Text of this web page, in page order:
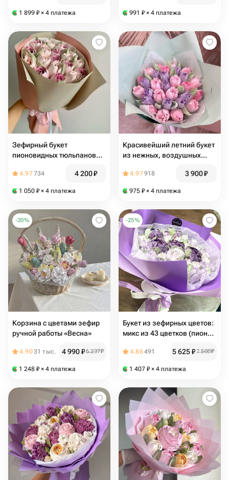
1 899 ₽ × 4 платежа 991 ₽ × 4 платежа
Зефирный букет
пионовидных тюльпанов
подарок маме, на день
4.97734 4 200₽
1 050 ₽ × 4 платежа
Красивейший летний букет
из нежных, воздушных
Диаметр 25 см. День
Учителю, Выпускной
4.97918 3 900₽
975 ₽ × 4 платежа
-20%
Корзина с цветами зефир
ручной работы «Весна»
4.9031 тыс. 4 990₽6 237₽
1 248 ₽ × 4 платежа
-25%
Букет из зефирных цветов:
микс из 43 цветков (пионы,
4.86491 5 625₽7 500₽
1 407 ₽ × 4 платежа